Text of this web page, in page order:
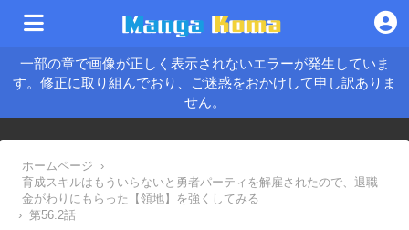
一部の章で画像が正しく表示されないエラーが発生していま
す。修正に取り組んでおり、ご迷惑をおかけして申し訳ありま
せん。
ホームページ
›
育成スキルはもういらないと勇者パーティを解雇されたので、退職
金がわりにもらった【領地】を強くしてみる
› 第56.2話